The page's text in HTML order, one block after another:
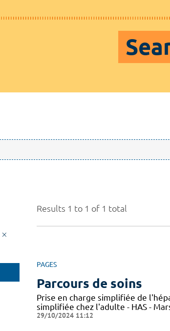
Results 1 to 1 of 1 total
PAGES
Parcours de soins
Prise en charge simplifiée de
simplifiée chez l'adulte - HAS -
29/10/2024 11:12